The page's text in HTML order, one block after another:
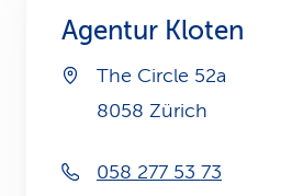
e
r
v
c
Agentur Kloten
The Circle 52a
8058 Zürich
058 277 53 73